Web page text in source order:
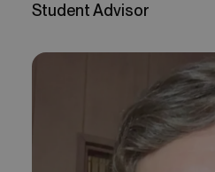
Student Advisor